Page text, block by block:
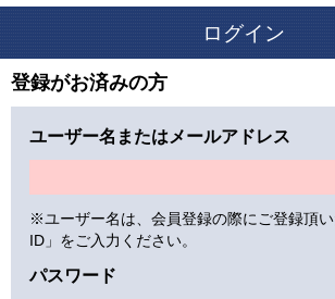
ログイン
登録がお済みの方
ユーザー名またはメールアドレス
※ユーザー名は、会員登録の際にご登録頂
ID」をご入力ください。
パスワード